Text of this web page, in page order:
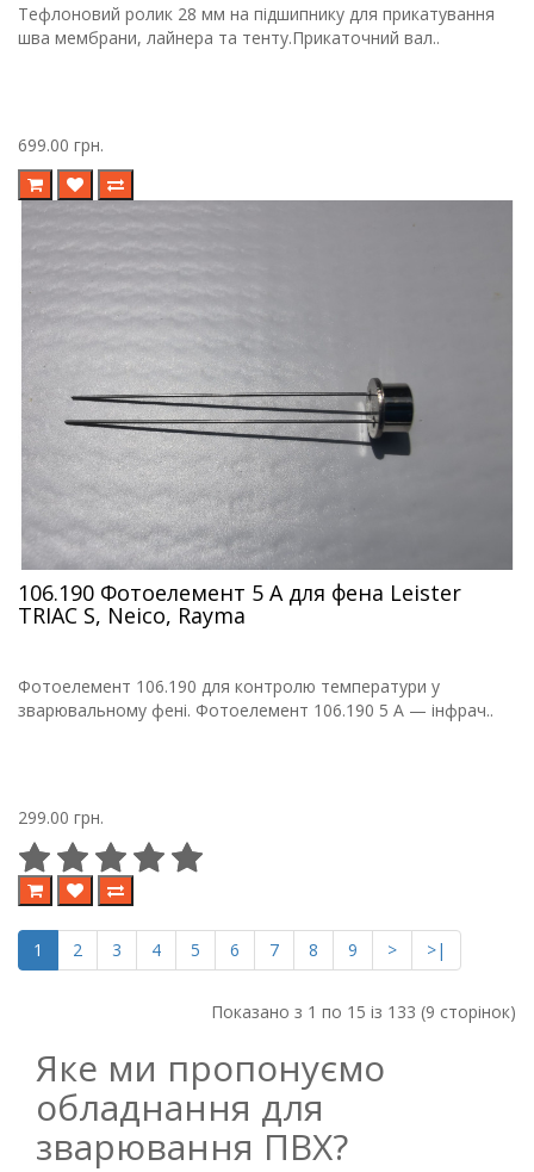
Тефлоновий ролик 28 мм на підшипнику для прикатування
шва мембрани, лайнера та тенту.Прикаточний вал..
699.00 грн.
106.190 Фотоелемент 5 A для фена Leister
TRIAC S, Neico, Rayma
Фотоелемент 106.190 для контролю температури у
зварювальному фені. Фотоелемент 106.190 5 A — інфрач..
299.00 грн.
1 2 3 4 5 6 7 8 9 > >|
Показано з 1 по 15 із 133 (9 сторінок)
Яке ми пропонуємо
обладнання для
зварювання ПВХ?